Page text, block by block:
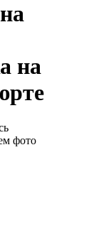
на
фото